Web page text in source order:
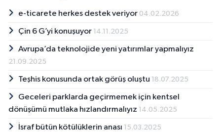
e-ticarete herkes destek veriyor 04.02.2026
Çin 6 G’yi konuşuyor 14.11.2025
Avrupa’da teknolojide yeni yatırımlar yapmalıyız
21.09.2025
Teşhis konusunda ortak görüş oluştu 18.07.2025
Geceleri parklarda geçirmemek için kentsel
dönüşümü mutlaka hızlandırmalıyız 14.05.2025
İsraf bütün kötülüklerin anası 15.03.2025